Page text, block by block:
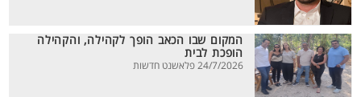
המקום שבו הכאב הופך לקהילה, והקהילה
הופכת לבית
24/7/2026 פלאשנט חדשות